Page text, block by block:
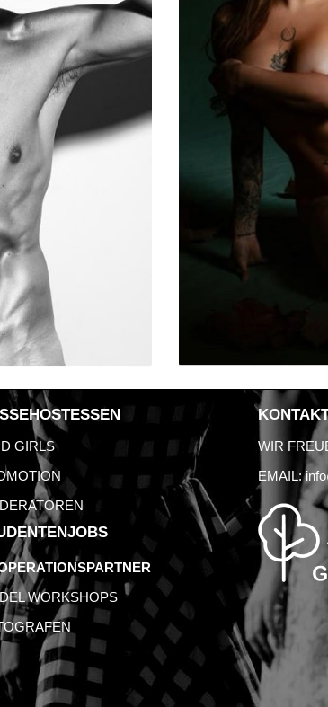
GIRLS
WORKSHOPS
WIR
EMAIL: